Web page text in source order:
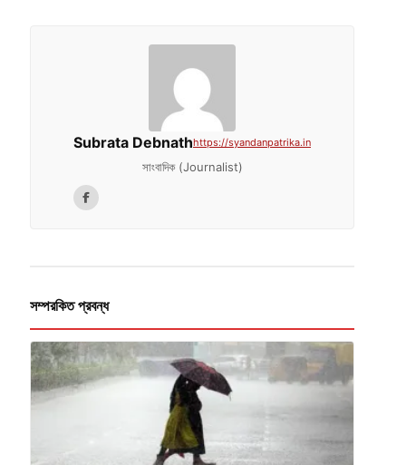
Subrata Debnathhttps://syandanpatrika.in
সাংবাদিক (Journalist)
সম্পরকিত প্রবন্ধ